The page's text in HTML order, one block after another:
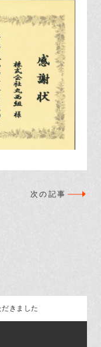
次の記事
だきました